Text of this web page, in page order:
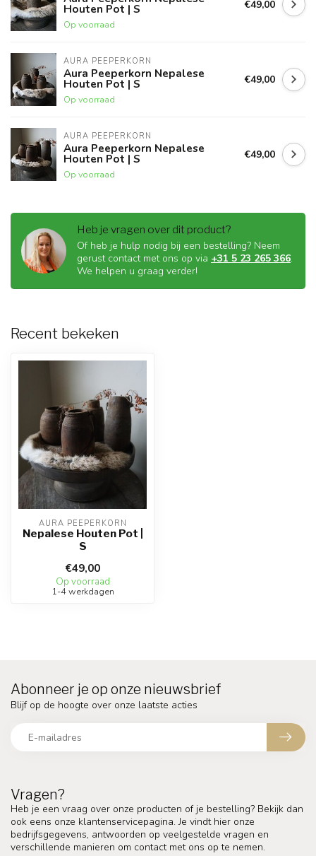
Houten Pot | S
Op voorraad
€49,00
AURA PEEPERKORN
Aura Peeperkorn Nepalese
Houten Pot | S
Op voorraad
€49,00
AURA PEEPERKORN
Aura Peeperkorn Nepalese
Houten Pot | S
Op voorraad
€49,00
Heb je vragen over dit product?
Of heb je hulp nodig bij een bestelling? Neem
gerust contact met ons op via +31 5 23 265 366.
We helpen u graag verder!
Recent bekeken
AURA PEEPERKORN
Nepalese Houten Pot |
S
€49,00
Op voorraad
1-4 werkdagen
Vragen?
Heb je een vraag over onze producten of je bestelling? Bekijk dan
ook eens onze klantenservicepagina. Je vindt hier onze
bedrijfsgegevens, antwoorden op veelgestelde vragen en
verschillende manieren om contact met ons op te nemen.
Abonneer je op onze nieuwsbrief
Blijf op de hoogte over onze laatste acties